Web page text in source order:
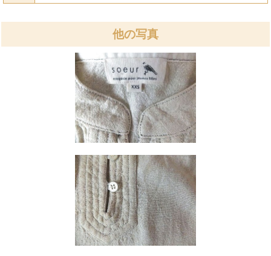
他の写真